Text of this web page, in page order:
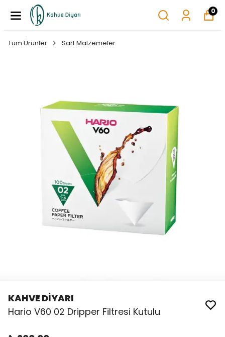
0
Tüm Ürünler Sarf Malzemeler
KAHVE DİYARI
Hario V60 02 Dripper Filtresi Kutulu